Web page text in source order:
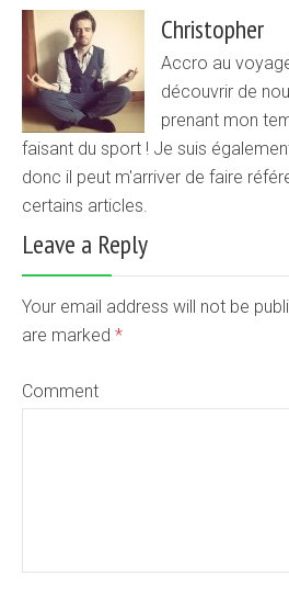
Christopher
Accro au
découvrir de
prenant mon
faisant du sport ! Je suis
donc il peut m'arriver de faire
certains articles.
Leave a Reply
Your email address will not be
are marked *
Comment